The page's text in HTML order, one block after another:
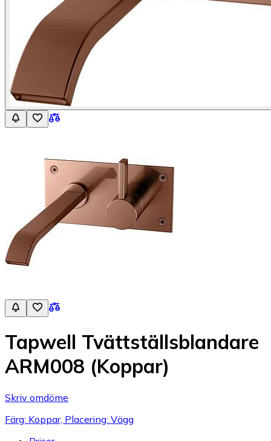
Tapwell Tvättställsblandare
ARM008 (Koppar)
Skriv omdöme
Färg: Koppar, Placering: Vägg